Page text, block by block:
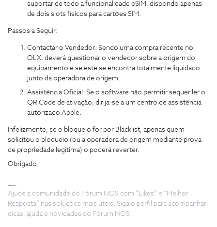
suportar de todo a funcionalidade eSIM, dispondo apenas
de dois slots físicos para cartões SIM.
Passos a Seguir:
Contactar o Vendedor: Sendo uma compra recente no
OLX, deverá questionar o vendedor sobre a origem do
equipamento e se este se encontra totalmente liquidado
junto da operadora de origem.
Assistência Oficial: Se o software não permitir sequer ler o
QR Code de ativação, dirija-se a um centro de assistência
autorizado Apple.
Infelizmente, se o bloqueio for por Blacklist, apenas quem
solicitou o bloqueio (ou a operadora de origem mediante prova
de propriedade legítima) o poderá reverter.
Obrigado.
Ajude a comunidade do Fórum NOS com “Likes” e “Melhor
Resposta” nas soluções mais úteis. Siga o perfil para acompanhar
dicas, ajuda e novidades do Fórum NOS.